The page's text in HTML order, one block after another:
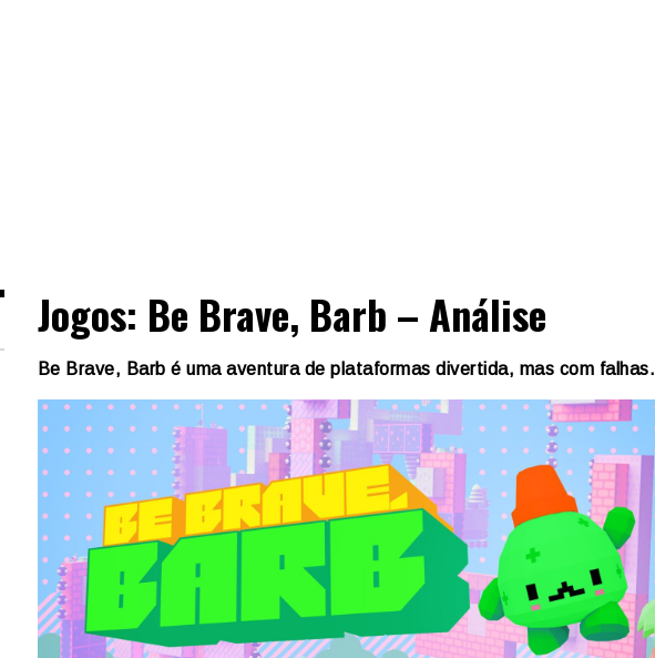
Jogos: Be Brave, Barb – Análise
Be Brave, Barb é uma aventura de plataformas divertida, mas com falhas.